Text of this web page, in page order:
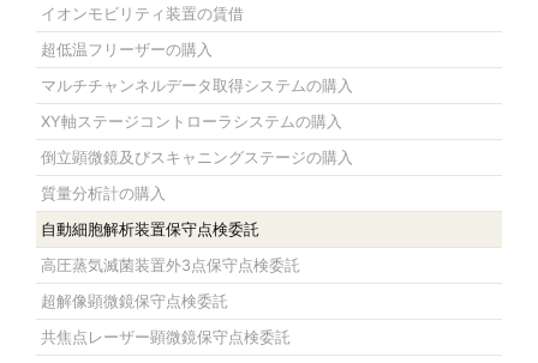
イオンモビリティ装置の賃借
超低温フリーザーの購入
マルチチャンネルデータ取得システムの購入
XY軸ステージコントローラシステムの購入
倒立顕微鏡及びスキャニングステージの購入
質量分析計の購入
自動細胞解析装置保守点検委託
高圧蒸気滅菌装置外3点保守点検委託
超解像顕微鏡保守点検委託
共焦点レーザー顕微鏡保守点検委託